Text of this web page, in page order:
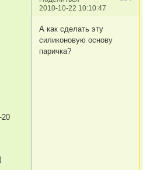
2010-10-22 10:10:47
20
А как сделать эту
силиконовую основу
паричка?